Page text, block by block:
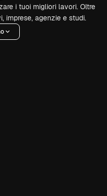
i tuoi migliori lavori. Oltre
imprese, agenzie e studi.